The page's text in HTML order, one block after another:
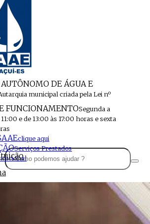
AUTÔNOMO DE ÁGUA E
municipal criada pela Lei nº
FUNCIONAMENTOSegunda a
e de 13:00 às 17:00 horas e sexta
clique aqui
Serviços Prestados